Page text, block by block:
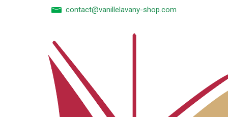
contact@vanillelavany-shop.com